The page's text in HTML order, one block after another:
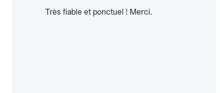
Très fiable et ponctuel ! Merci.